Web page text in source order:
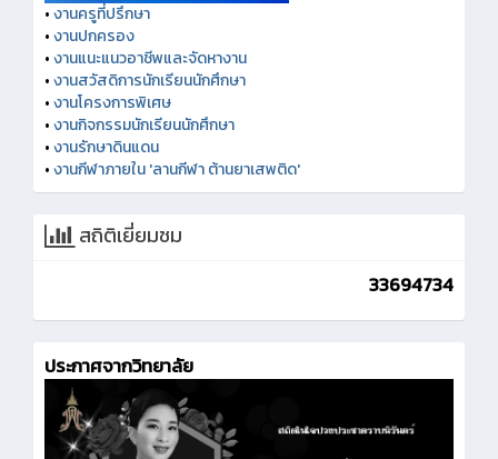
•งานครูที่ปรึกษา
•งานปกครอง
•งานแนะแนวอาชีพและจัดหางาน
•งานสวัสดิการนักเรียนนักศึกษา
•งานโครงการพิเศษ
•งานกิจกรรมนักเรียนนักศึกษา
•งานรักษาดินแดน
•งานกีฬาภายใน 'ลานกีฬา ต้านยาเสพติด'
สถิติเยี่ยมชม
33694734
ประกาศจากวิทยาลัย